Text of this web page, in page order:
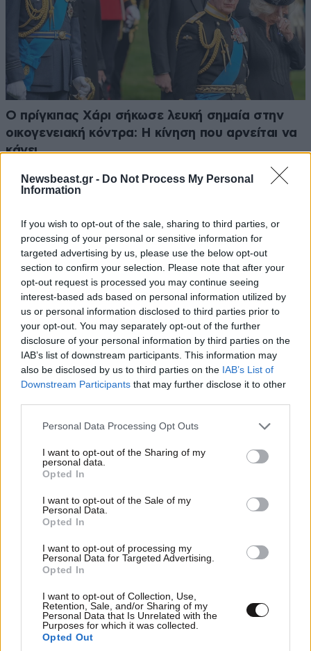
Newsbeast.gr - Do Not Process My Personal
Information
If you wish to opt-out of the sale, sharing to third parties, or
processing of your personal or sensitive information for
targeted advertising by us, please use the below opt-out
section to confirm your selection. Please note that after your
opt-out request is processed you may continue seeing
interest-based ads based on personal information utilized by
us or personal information disclosed to third parties prior to
your opt-out. You may separately opt-out of the further
disclosure of your personal information by third parties on the
IAB’s list of downstream participants. This information may
also be disclosed by us to third parties on the IAB’s List of
Downstream Participants that may further disclose it to other
Please note that this website/app uses one or more Google
not limited to your visit or usage behaviour. You may click to
grant or deny consent to Google and its third-party tags to
use your data for below specified purposes in below Google
consent section.
Personal Data Processing Opt Outs
I want to opt-out of the Sharing of my
personal data.
Opted In
I want to opt-out of the Sale of my
Personal Data.
Opted In
I want to opt-out of processing my
Personal Data for Targeted Advertising.
Opted In
I want to opt-out of Collection, Use,
Retention, Sale, and/or Sharing of my
Personal Data that Is Unrelated with the
Purposes for which it was collected.
Opted Out
Ο πρίγκιπας Χάρι σήκωσε λευκή σημαία στην
οικογενειακή κόντρα: Η κίνηση που αρνείται να
κάνει
Φωτιά σε κατάστημα στο Παλαιό Φάληρο:
και μάθετε πρώτοι όλες τις ειδήσεις